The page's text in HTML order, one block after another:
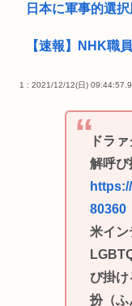
日本に軍事的選択
【速報】NHK職
1 : 2021/12/12(日)
ドラ
解呼び
80360
米イン
び掛け
扮（ふ